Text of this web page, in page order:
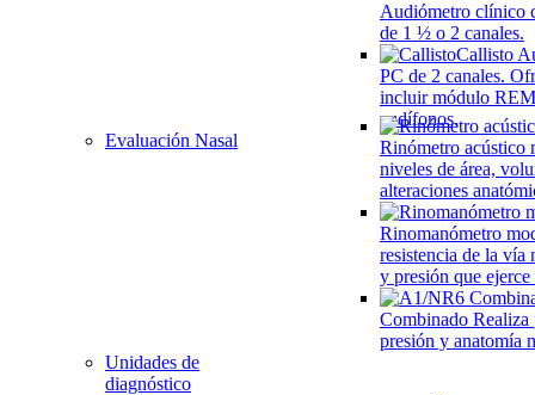
Audiómetro clínico
de 1 ½ o 2 canales.
Callisto
PC de 2 canales.
incluir módulo
audífonos,
Evaluación Nasal
Rinómetro acústico
niveles de área,
alteraciones
Rinomanómetro
resistencia de la
y presión que ejerce
Combinado Realiza
presión y anatomía
Unidades de
diagnóstico